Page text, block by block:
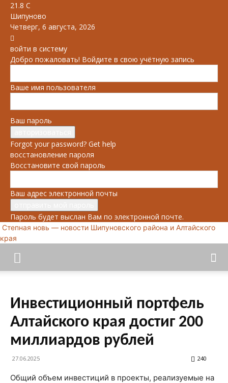
21.8 C
Шипуново
Четверг, 6 августа, 2026
войти в систему
Добро пожаловать! Войдите в свою учётную запись
Ваше имя пользователя
Ваш пароль
Forgot your password? Get help
восстановление пароля
Восстановите свой пароль
Ваш адрес электронной почты
Пароль будет выслан Вам по электронной почте.
Степная новь — новости Шипуновского района и Алтайского
края
Инвестиционный портфель
Алтайского края достиг 200
миллиардов рублей
27.06.2025 240
Общий объем инвестиций в проекты, реализуемые на